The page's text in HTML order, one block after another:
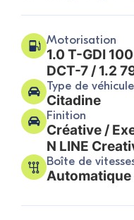
Motorisation
1.0 T-GDI
DCT-7 / 1.2
Type de véhicule
Citadine
Finition
Créative /
N LINE
Boîte de
Automatique